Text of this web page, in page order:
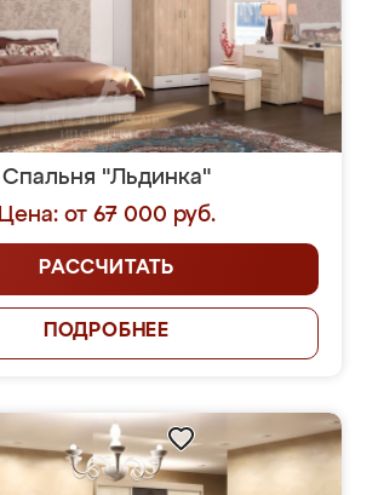
Спальня "Льдинка"
Цена: от 67 000 руб.
РАССЧИТАТЬ
ПОДРОБНЕЕ